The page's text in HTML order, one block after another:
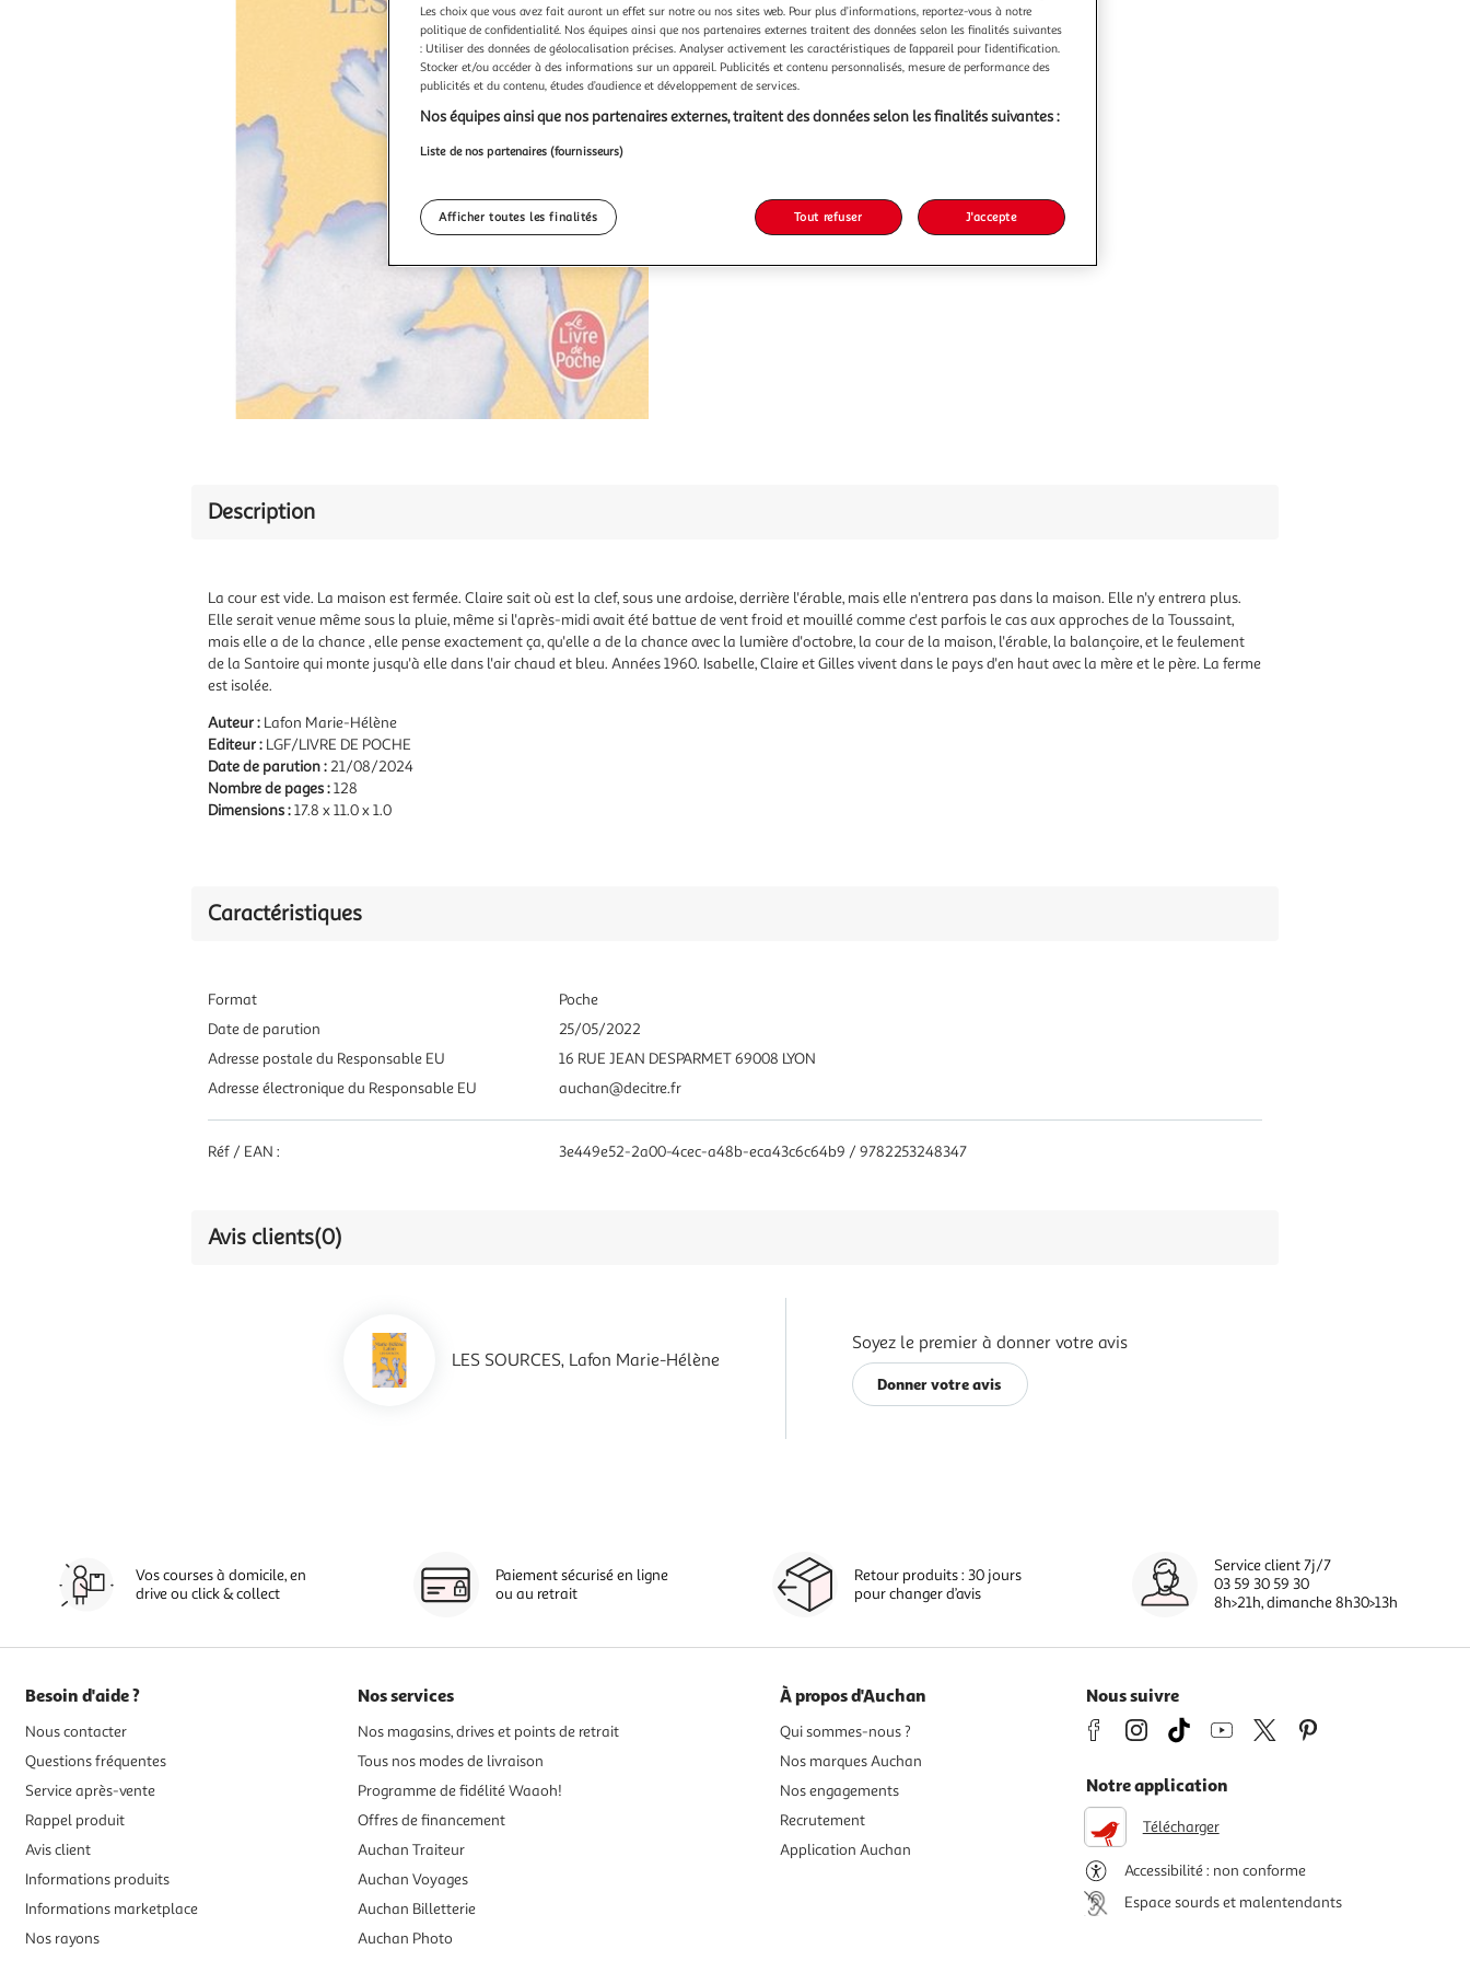
Description
La cour est vide. La maison est fermée. Claire sait où est la clef, sous une ardoise, derrière l'érable, mais elle n'entrera pas dans la maison. Elle n'y entrera plus.
Elle serait venue même sous la pluie, même si l'après-midi avait été battue de vent froid et mouillé comme c'est parfois le cas aux approches de la Toussaint,
mais elle a de la chance , elle pense exactement ça, qu'elle a de la chance avec la lumière d'octobre, la cour de la maison, l'érable, la balançoire, et le feulement
de la Santoire qui monte jusqu'à elle dans l'air chaud et bleu. Années 1960. Isabelle, Claire et Gilles vivent dans le pays d'en haut avec la mère et le père. La ferme
est isolée.
Auteur : Lafon Marie-Hélène
Editeur : LGF/LIVRE DE POCHE
Date de parution :21/08/2024
Nombre de pages :128
Dimensions :17.8 x 11.0 x 1.0
Caractéristiques
Format
Poche
Date de parution
25/05/2022
Adresse postale du Responsable EU
16 RUE JEAN DESPARMET 69008 LYON
Adresse électronique du Responsable EU
auchan@decitre.fr
Réf / EAN : 3e449e52-2a00-4cec-a48b-eca43c6c64b9 / 9782253248347
Avis clients(0)
LES SOURCES, Lafon Marie-Hélène
Soyez le premier à donner votre avis
Donner votre avis
Vos courses à domicile, en
drive ou click & collect
Paiement sécurisé en ligne
ou au retrait
Retour produits : 30 jours
pour changer d’avis
Service client 7j/7
03 59 30 59 30
8h>21h, dimanche 8h30>13h
Besoin d'aide ?
Nous contacter
Questions fréquentes
Service après-vente
Rappel produit
Avis client
Informations produits
Informations marketplace
Nos rayons
Nos services
Nos magasins, drives et points de retrait
Tous nos modes de livraison
Programme de fidélité Waaoh!
Offres de financement
Auchan Traiteur
Auchan Voyages
Auchan Billetterie
Auchan Photo
À propos d'Auchan
Qui sommes-nous ?
Nos marques Auchan
Nos engagements
Recrutement
Application Auchan
Nous suivre
Notre application
Télécharger
Accessibilité : non conforme
Espace sourds et malentendants
Les choix que vous avez fait auront un effet sur notre ou nos sites web. Pour plus d’informations, reportez-vous à notre
politique de confidentialité. Nos équipes ainsi que nos partenaires externes traitent des données selon les finalités suivantes
: Utiliser des données de géolocalisation précises. Analyser activement les caractéristiques de l’appareil pour l’identification.
Stocker et/ou accéder à des informations sur un appareil. Publicités et contenu personnalisés, mesure de performance des
publicités et du contenu, études d’audience et développement de services.
Nos équipes ainsi que nos partenaires externes, traitent des données selon les finalités suivantes :
Liste de nos partenaires (fournisseurs)
Afficher toutes les finalités Tout refuser J'accepte